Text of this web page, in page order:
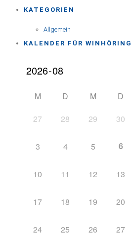
KATEGORIEN
Allgemein
KALENDER FÜR WINHÖRING
M D M D
27
28 29 30
3 4 5 6
10 11 12 13
17 18 19 20
24 25 26 27